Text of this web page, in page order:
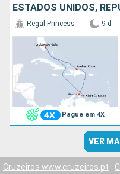
Pague em 4X
Regal Princess 9 d
VER
Cruzeiros www.cruzeiros.pt